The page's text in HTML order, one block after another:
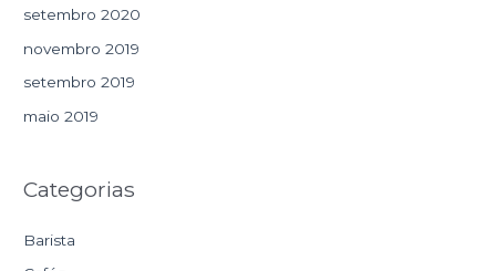
setembro 2020
novembro 2019
setembro 2019
maio 2019
Categorias
Barista